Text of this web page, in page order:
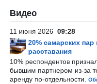
Видео
11 июня 2026 09:28
20% самарских
расставания
10% респондентов
бывшим партнером из-за
аренду по-отдельности.